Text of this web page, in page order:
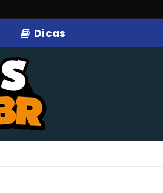
Dicas